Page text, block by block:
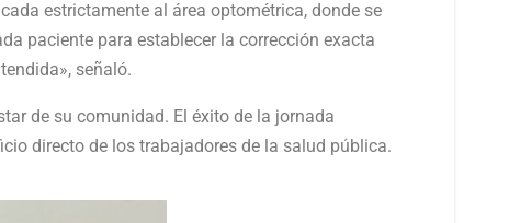
estrictamente al área optométrica, donde se
paciente para establecer la corrección exacta
señaló.
de su comunidad. El éxito de la jornada
directo de los trabajadores de la salud pública.